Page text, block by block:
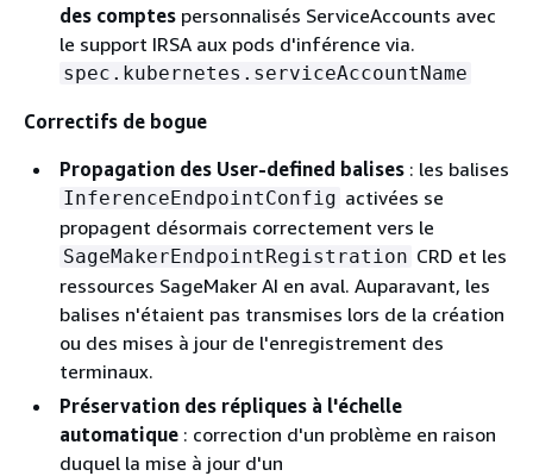
des comptes personnalisés ServiceAccounts avec
le support IRSA aux pods d'inférence via.
spec.kubernetes.serviceAccountName
Correctifs de bogue
Propagation des User-defined balises : les balises
InferenceEndpointConfig activées se
propagent désormais correctement vers le
SageMakerEndpointRegistration CRD et les
ressources SageMaker AI en aval. Auparavant, les
balises n'étaient pas transmises lors de la création
ou des mises à jour de l'enregistrement des
terminaux.
Préservation des répliques à l'échelle
automatique : correction d'un problème en raison
duquel la mise à jour d'un